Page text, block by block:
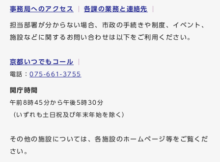
事務局へのアクセス 各課の業務と連絡先
担当部署が分からない場合、市政の手続きや制度、イベント、
施設などに関するお問い合わせは以下をご利用ください。
京都いつでもコール
電話：075-661-3755
開庁時間
午前8時45分から午後5時30分
（いずれも土日祝及び年末年始を除く）
その他の施設については、各施設のホームページ等をご覧くだ
さい。